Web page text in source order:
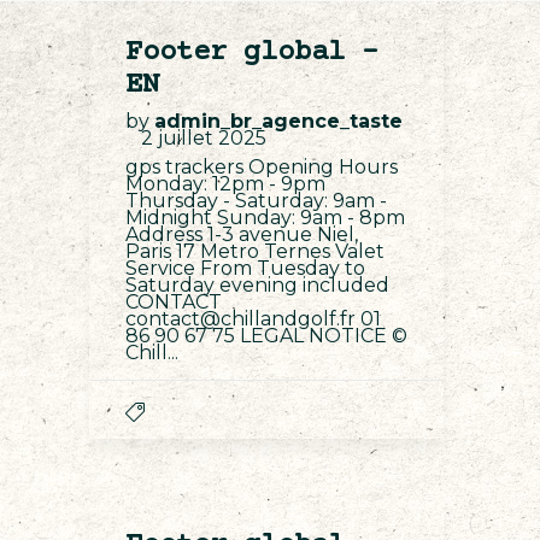
Footer global –
EN
byadmin_br_agence_taste
2 juillet 2025
gps trackers Opening Hours
Monday: 12pm - 9pm
Thursday - Saturday: 9am -
Midnight Sunday: 9am - 8pm
Address 1-3 avenue Niel,
Paris 17 Metro Ternes Valet
Service From Tuesday to
Saturday evening included
CONTACT
contact@chillandgolf.fr 01
86 90 67 75 LEGAL NOTICE ©
Chill...